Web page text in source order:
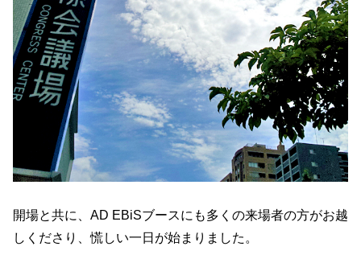
開場と共に、AD EBiSブースにも多くの来場者の方がお越
しくださり、慌しい一日が始まりました。